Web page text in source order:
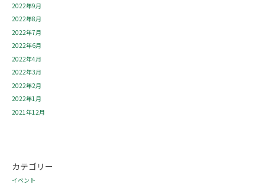
2022年9月
2022年8月
2022年7月
2022年6月
2022年4月
2022年3月
2022年2月
2022年1月
2021年12月
カテゴリー
イベント